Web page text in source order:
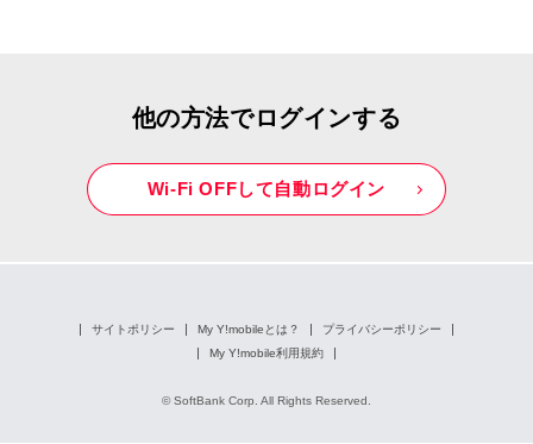
他の方法でログインする
Wi-Fi OFFして自動ログイン
サイトポリシー My Y!mobileとは？
プライバシーポリシー
My Y!mobile利用規約
© SoftBank Corp. All Rights Reserved.